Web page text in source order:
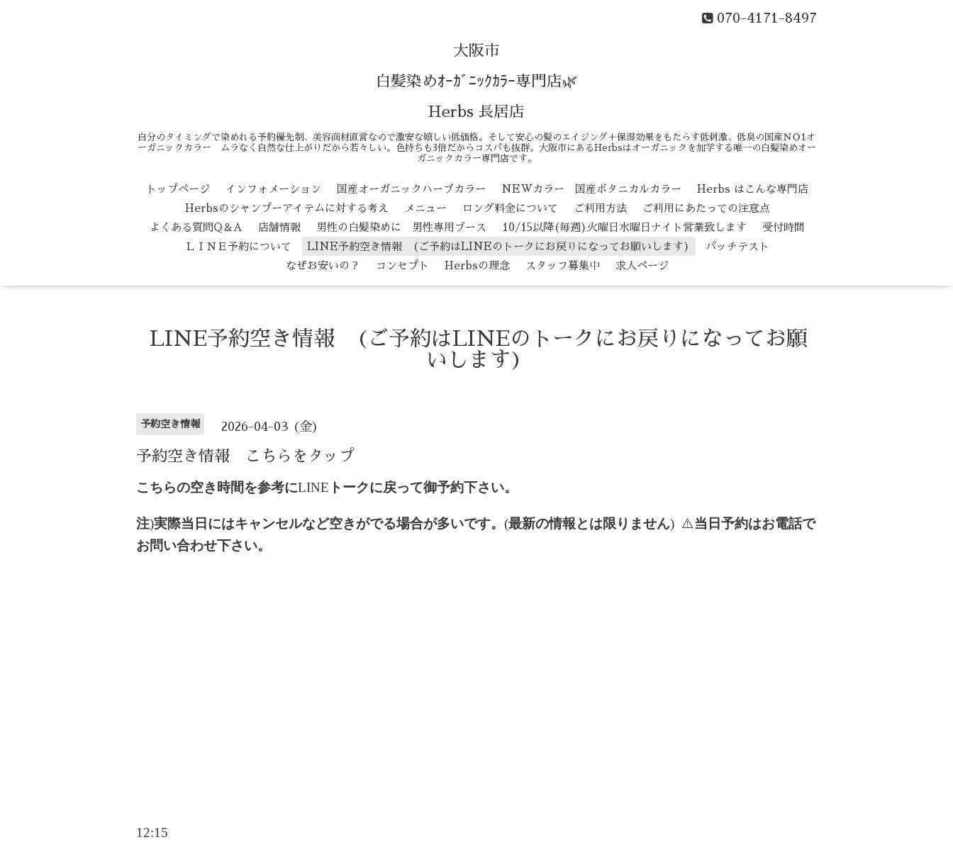
070-4171-8497
大阪市
白髪染めｵｰｶﾞﾆｯｸｶﾗｰ専門店🌿
Herbs 長居店
自分のタイミングで染めれる予約優先制、美容商材直営なので激安な嬉しい低価格。そして安心の髪のエイジング＋保湿効果をもたらす低刺激、低臭の国産ＮＯ1オ
ーガニックカラー ムラなく自然な仕上がりだから若々しい。色持ちも3倍だからコスパも抜群。大阪市にあるHerbsはオーガニックを加学する唯一の白髪染めオー
ガニックカラー専門店です。
トップページ インフォメーション 国産オーガニックハーブカラー NEWカラー 国産ボタニカルカラー
Herbs はこんな専門店
Herbsのシャンプーアイテムに対する考え
メニュー ロング料金について ご利用方法
ご利用にあたっての注意点
よくある質問Q＆A
店舗情報 男性の白髪染めに 男性専用ブース 10/15以降(毎週)火曜日水曜日ナイト営業致します
受付時間
ＬＩＮＥ予約について
LINE予約空き情報 (ご予約はLINEのトークにお戻りになってお願いします)
パッチテスト
なぜお安いの？
コンセプト Herbsの理念 スタッフ募集中 求人ページ
LINE予約空き情報 (ご予約はLINEのトークにお戻りになってお願
いします)
予約空き情報 2026-04-03 (金)
予約空き情報 こちらをタップ
こちらの空き時間を参考にLINE トークに戻って御予約下さい。
注)実際当日にはキャンセルなど空きがでる場合が多いです。 (最新の情報とは限りません) ⚠️当日予約はお電話で
お問い合わせ下さい。
12:15